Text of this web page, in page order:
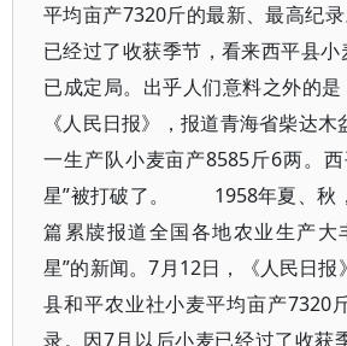
平均亩产7320斤的最新、最高纪
已经过了收获季节，看来西平县小
已成定局。出乎人们意料之外的
《人民日报》，报道青海省柴达
一生产队小麦亩产8585斤6两。
星”被打破了。 1958年夏、秋
篇累牍报道全国各地农业生产大
星”的新闻。7月12日，《人民日报
县和平农业社小麦平均亩产7320
录。因7月以后小麦已经过了收获